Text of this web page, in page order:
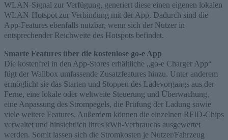
WLAN-Signal zur Verfügung, generiert diese einen eigenen lokalen
WLAN-Hotspot zur Verbindung mit der App. Dadurch sind die
App-Features ebenfalls nutzbar, wenn sich der Nutzer in
entsprechender Reichweite des Hotspots befindet.
Smarte Features über die kostenlose go-e App
Die kostenfrei in den App-Stores erhältliche „go-e Charger App“
fügt der Wallbox umfassende Zusatzfeatures hinzu. Unter anderem
ermöglicht sie das Starten und Stoppen des Ladevorgangs aus der
Ferne, eine lokale oder weltweite Steuerung und Überwachung,
eine Anpassung des Strompegels, die Prüfung der Ladung sowie
viele weitere Features. Außerdem können die einzelnen RFID-Chips
verwaltet und hinsichtlich ihres kWh-Verbrauchs ausgewertet
werden. Somit lassen sich die Stromkosten je Nutzer/Fahrzeug